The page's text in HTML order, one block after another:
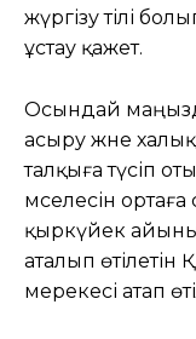
жүргізу тілі
ұстау қажет.
Осындай
асыру және
талқыға түсіп
мәселесін
қыркүйек
аталып өтілетін
мерекесі атап